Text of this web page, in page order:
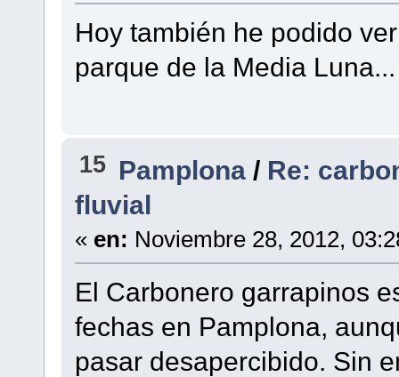
Hoy también he podido
parque de la Media Luna...
15 Pamplona / Re:
fluvial
« en: Noviembre 28, 2012,
El Carbonero garrapinos
fechas en Pamplona,
pasar desapercibido. Sin